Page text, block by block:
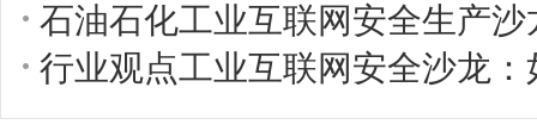
石油石化工业互联网安全生产
行业观点工业互联网安全沙龙